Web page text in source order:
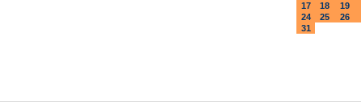
17
18 19
24
25 26
31